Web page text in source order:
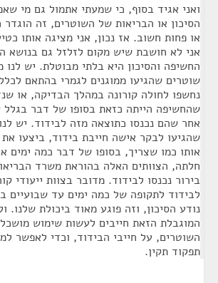
ואני אגיד בסוף, כי שמעתי אתמול גם מי
הסיכון או הבריאות של השוטרים, זה
או פחות חשוב. אז נכון, אני מציגה אותו
אני לא חושבת שיש מקום לזלזל גם בנושא
החשיפה והסיכון היא בלתי מבוטלת. יש לנו
שוטרים שהגיעו ממוגנים לגמרי בהתאם
נחשפו לחולה קורונה במהלך הבדיקה, או
שהחשיפה הייתה כזאת בסופו של דבר בגלל
אחר שהם נכנסו כתוצאה מזה לבידוד. יש
שהגיעו לבקר אישה חייבת בידוד, ביצעו
אותו כמו שצריך, בסופו של דבר כמה ימים
חלתה, הצוותים האלה בהוראת משרד
בירור נכנסו לבידוד. מדובר בצוות ייעודי
לבידוד לתקופה של כמה ימים עד
נודע הסיכון, וזה פוגע מאוד ביכולת שלנו.
המוגבלת הזאת חייבים לעשות שימוש
השוטרים, על חייבי הבידוד, וכדי לאפשר
תפקוד תקין.